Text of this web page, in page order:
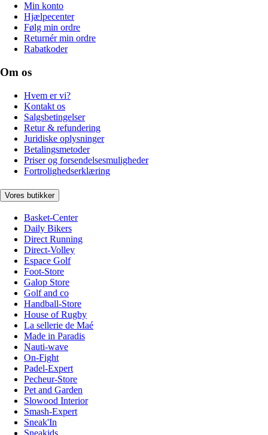
Min konto
Hjælpecenter
Følg min ordre
Returnér min ordre
Rabatkoder
Om os
Hvem er vi?
Kontakt os
Salgsbetingelser
Retur & refundering
Juridiske oplysninger
Betalingsmetoder
Priser og forsendelsesmuligheder
Fortrolighedserklæring
Vores butikker
Basket-Center
Daily Bikers
Direct Running
Direct-Volley
Espace Golf
Foot-Store
Galop Store
Golf and co
Handball-Store
House of Rugby
La sellerie de Maé
Made in Paradis
Nauti-wave
On-Fight
Padel-Expert
Pecheur-Store
Pet and Garden
Slowood Interior
Smash-Expert
Sneak'In